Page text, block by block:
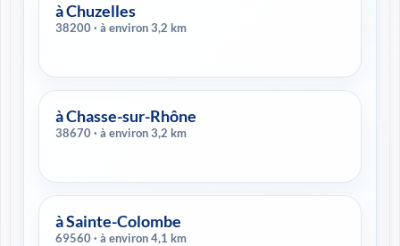
à Chuzelles
38200 · à environ 3,2 km
à Chasse-sur-Rhône
38670 · à environ 3,2 km
à Sainte-Colombe
69560 · à environ 4,1 km